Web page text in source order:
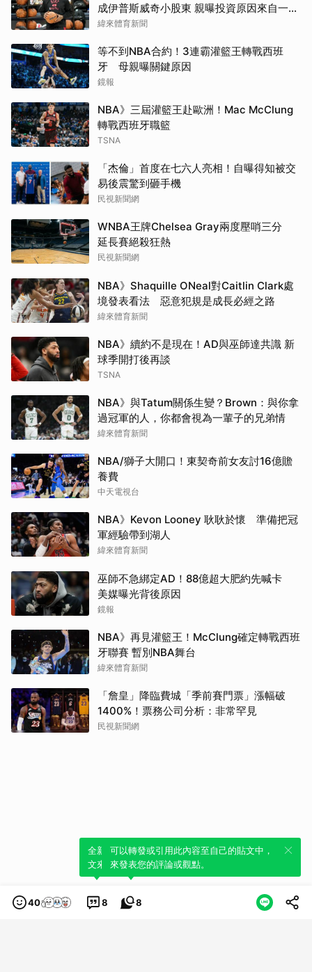
成伊普斯威奇小股東 親曝投資原因來自一句
口號
緯來體育新聞
等不到NBA合約！3連霸灌籃王轉戰西班
牙 母親曝關鍵原因
鏡報
NBA》三屆灌籃王赴歐洲！Mac McClung
轉戰西班牙職籃
TSNA
「杰倫」首度在七六人亮相！自曝得知被交
易後震驚到砸手機
民視新聞網
WNBA王牌Chelsea Gray兩度壓哨三分
延長賽絕殺狂熱
民視新聞網
NBA》Shaquille ONeal對Caitlin Clark處
境發表看法 惡意犯規是成長必經之路
緯來體育新聞
NBA》續約不是現在！AD與巫師達共識 新
球季開打後再談
TSNA
NBA》與Tatum關係生變？Brown：與你拿
過冠軍的人，你都會視為一輩子的兄弟情
緯來體育新聞
NBA/獅子大開口！東契奇前女友討16億贍
養費
中天電視台
NBA》Kevon Looney 耿耿於懷 準備把冠
軍經驗帶到湖人
緯來體育新聞
巫師不急綁定AD！88億超大肥約先喊卡
美媒曝光背後原因
鏡報
NBA》再見灌籃王！McClung確定轉戰西班
牙聯賽 暫別NBA舞台
緯來體育新聞
「詹皇」降臨費城「季前賽門票」漲幅破
1400%！票務公司分析：非常罕見
民視新聞網
40 8
全新體驗！一鍵引用此內容，透過發布貼
文來輕鬆表達個人立場。
8
可以轉發或引用此內容至自己的貼文中，
來發表您的評論或觀點。